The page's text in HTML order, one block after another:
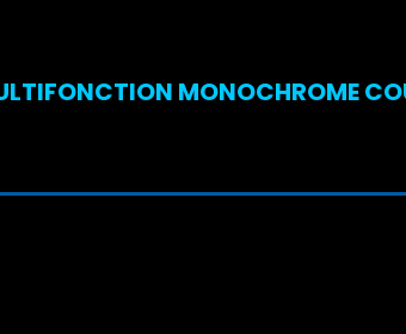
MONOCHROME